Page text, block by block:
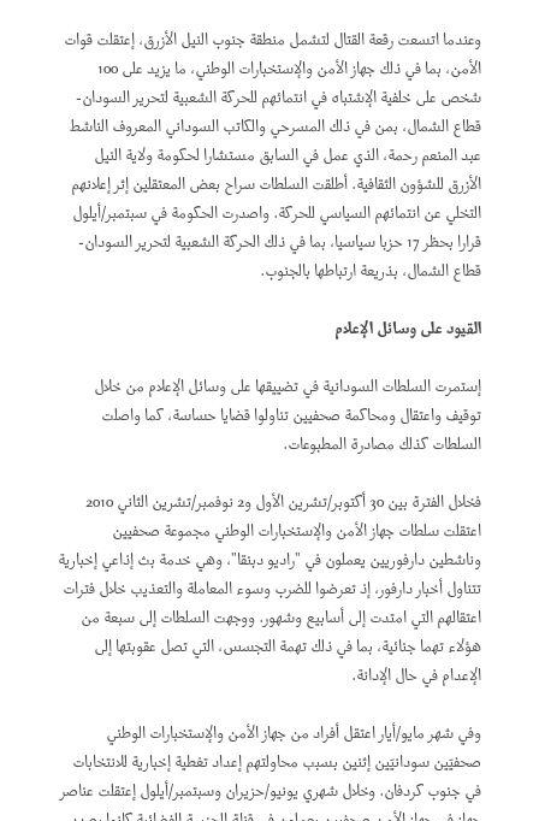
وعندما اتسعت رقعة القتال لتشمل منطقة جنوب النيل الأزرق، إعتقلت قوات
الأمن، بما في ذلك جهاز الأمن والإستخبارات الوطني، ما يزيد على 100
شخص على خلفية الإشتباه في انتمائهم للحركة الشعبية لتحرير السودان-
قطاع الشمال، بمن في ذلك المسرحي والكاتب السوداني المعروف الناشط
عبد المنعم رحمة، الذي عمل في السابق مستشارا لحكومة ولاية النيل
الأزرق للشؤون الثقافية. أطلقت السلطات سراح بعض المعتقلين إثر إعلانهم
التخلي عن انتمائهم السياسي للحركة. واصدرت الحكومة في سبتمبر/أيلول
قرارا بحظر 17 حزبا سياسيا، بما في ذلك الحركة الشعبية لتحرير السودان-
قطاع الشمال، بذريعة ارتباطها بالجنوب.
القيود على وسائل الإعلام
إستمرت السلطات السودانية في تضييقها على وسائل الإعلام من خلال
توقيف واعتقال ومحاكمة صحفيين تناولوا قضايا حساسة، كما واصلت
السلطات كذلك مصادرة المطبوعات.
فخلال الفترة بين 30 أكتوبر/تشرين الأول و2 نوفمبر/تشرين الثاني 2010
اعتقلت سلطات جهاز الأمن والإستخبارات الوطني مجموعة صحفيين
وناشطين دارفوريين يعملون في "راديو دبنقا"، وهي خدمة بث إذاعي إخبارية
تتناول أخبار دارفور، إذ تعرضوا للضرب وسوء المعاملة والتعذيب خلال فترات
اعتقالهم التي امتدت إلى أسابيع وشهور. ووجهت السلطات إلى سبعة من
هؤلاء تهما جنائية، بما في ذلك تهمة التجسس، التي تصل عقوبتها إلى
الإعدام في حال الإدانة.
وفي شهر مايو/أيار اعتقل أفراد من جهاز الأمن والإستخبارات الوطني
صحفيَين سودانيَين إثنين بسبب محاولتهم إعداد تغطية إخبارية للانتخابات
في جنوب كردفان. وخلال شهري يونيو/حزيران وسبتمبر/أيلول إعتقلت عناصر